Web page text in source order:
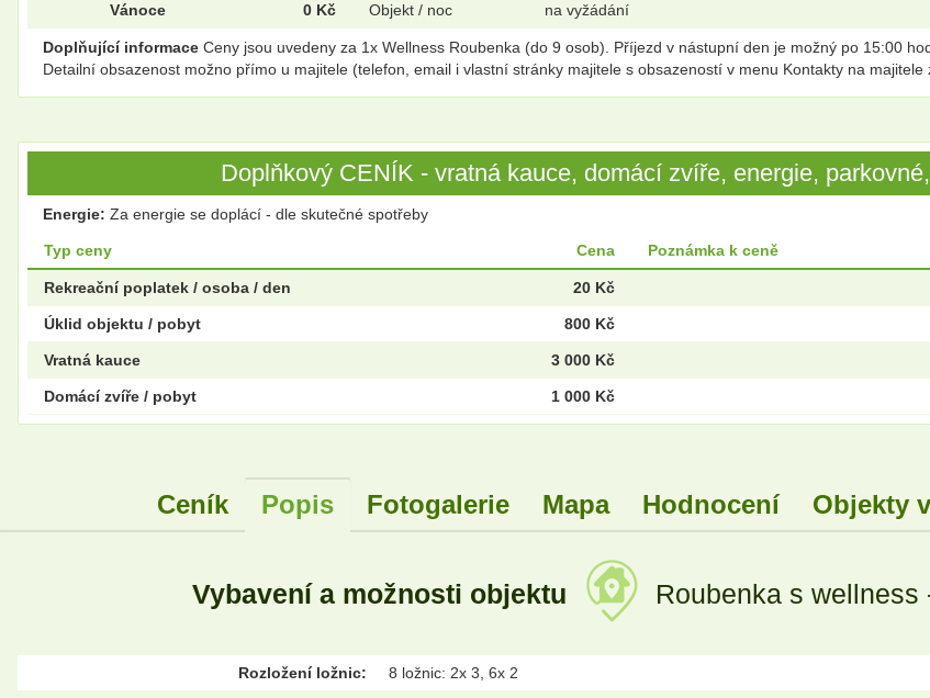
Vánoce 0 Kč Objekt / noc na vyžádání
Doplňující informace Ceny jsou uvedeny za 1x Wellness Roubenka (do 9 osob). Příjezd v nástupní den je možný po 15:00
Detailní obsazenost možno přímo u majitele (telefon, email i vlastní stránky majitele s obsazeností v menu Kontakty na majitele
Doplňkový CENÍK - vratná kauce, domácí zvíře, energie,
Energie: Za energie se doplácí - dle skutečné spotřeby
Typ ceny Cena Poznámka k ceně
Rekreační poplatek / osoba / den 20 Kč
Úklid objektu / pobyt 800 Kč
Vratná kauce 3 000 Kč
Domácí zvíře / pobyt 1 000 Kč
Ceník Popis Fotogalerie Mapa Hodnocení Objekty
Vybavení a možnosti objektu Roubenka s
Rozložení ložnic:
8 ložnic: 2x 3, 6x 2